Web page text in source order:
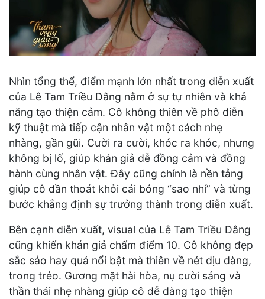
Nhìn tổng thể, điểm mạnh lớn nhất trong diễn xuất
của Lê Tam Triều Dâng nằm ở sự tự nhiên và khả
năng tạo thiện cảm. Cô không thiên về phô diễn
kỹ thuật mà tiếp cận nhân vật một cách nhẹ
nhàng, gần gũi. Cười ra cười, khóc ra khóc, nhưng
không bị lố, giúp khán giả dễ đồng cảm và đồng
hành cùng nhân vật. Đây cũng chính là nền tảng
giúp cô dần thoát khỏi cái bóng “sao nhí” và từng
bước khẳng định sự trưởng thành trong diễn xuất.
Bên cạnh diễn xuất, visual của Lê Tam Triều Dâng
cũng khiến khán giả chấm điểm 10. Cô không đẹp
sắc sảo hay quá nổi bật mà thiên về nét dịu dàng,
trong trẻo. Gương mặt hài hòa, nụ cười sáng và
thần thái nhẹ nhàng giúp cô dễ dàng tạo thiện